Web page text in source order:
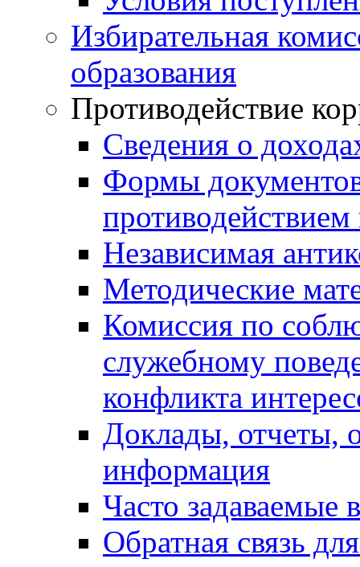
Избирательная
образования
Противодействие
Сведения о
Формы
Независимая
Методические
Комиссия по
служебному
конфликта
Доклады, отчеты,
информация
Часто задаваемые
Обратная связь